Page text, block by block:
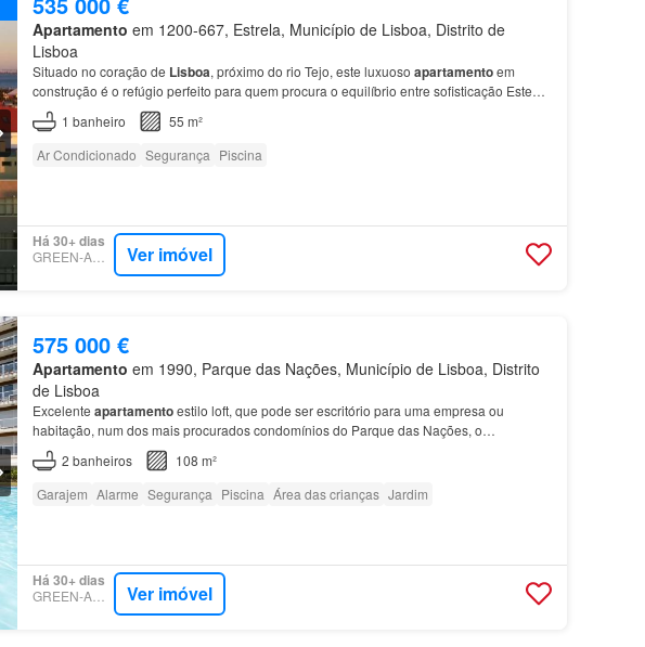
Apartamento em 1200-667, Estrela, Município de Lisboa, Distrito de
Lisboa
Situado no coração de Lisboa, próximo do rio Tejo, este luxuoso apartamentoem
construção é o refúgio perfeito para quem procura o equilíbrio entre sofisticação Este
apartamento está previsto para estar concluído em finais de…
1 banheiro
55 m²
Ar Condicionado Segurança Piscina
Há 30+ dias
GREEN-ACRES Ver imóvel
575 000 €
Apartamento em 1990, Parque das Nações, Município de Lisboa, Distrito
de Lisboa
Excelente apartamentoestilo loft, que pode ser escritório para uma empresa ou
habitação, num dos mais procurados condomínios do Parque das Nações, o
Condomínio Loft todo equipado em
2 banheiros
108 m²
Garajem Alarme Segurança Piscina Área das crianças Jardim
Há 30+ dias
GREEN-ACRES Ver imóvel